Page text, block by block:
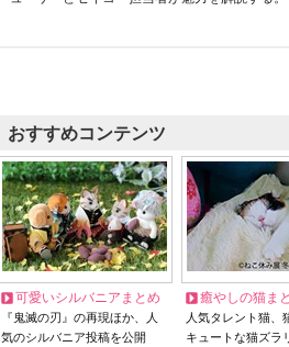
おすすめコンテンツ
可愛いシルバニアまとめ
『鬼滅の刃』の再現ほか、人
気のシルバニア投稿を公開
癒やしの猫ま
人気タレント猫
キュートな猫ズラ